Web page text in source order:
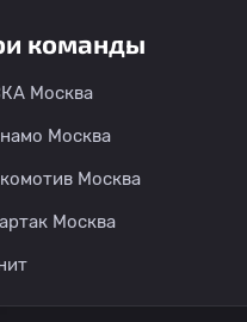
команды
Москва
Москва
Москва
Москва